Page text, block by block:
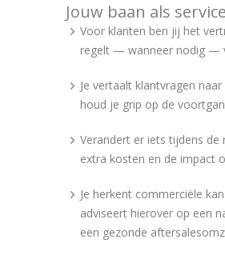
Jouw baan als
Voor klanten ben jij het
regelt — wanneer nodig —
Je vertaalt klantvragen
houd je grip op de
Verandert er iets tijdens de
extra kosten en de impact
Je herkent commerciële
adviseert hierover op een
een gezonde